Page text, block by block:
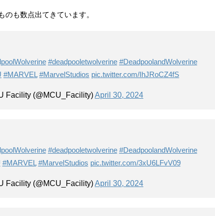
のも数点出てきています。
#deadpooletwolverine #DeadpoolandWolverine
#MARVEL #MarvelStudios pic.twitter.com/IhJRoCZ4fS
Facility (@MCU_Facility) April 30, 2024
#deadpooletwolverine #DeadpoolandWolverine
#MARVEL #MarvelStudios pic.twitter.com/3xU6LFvV09
Facility (@MCU_Facility) April 30, 2024